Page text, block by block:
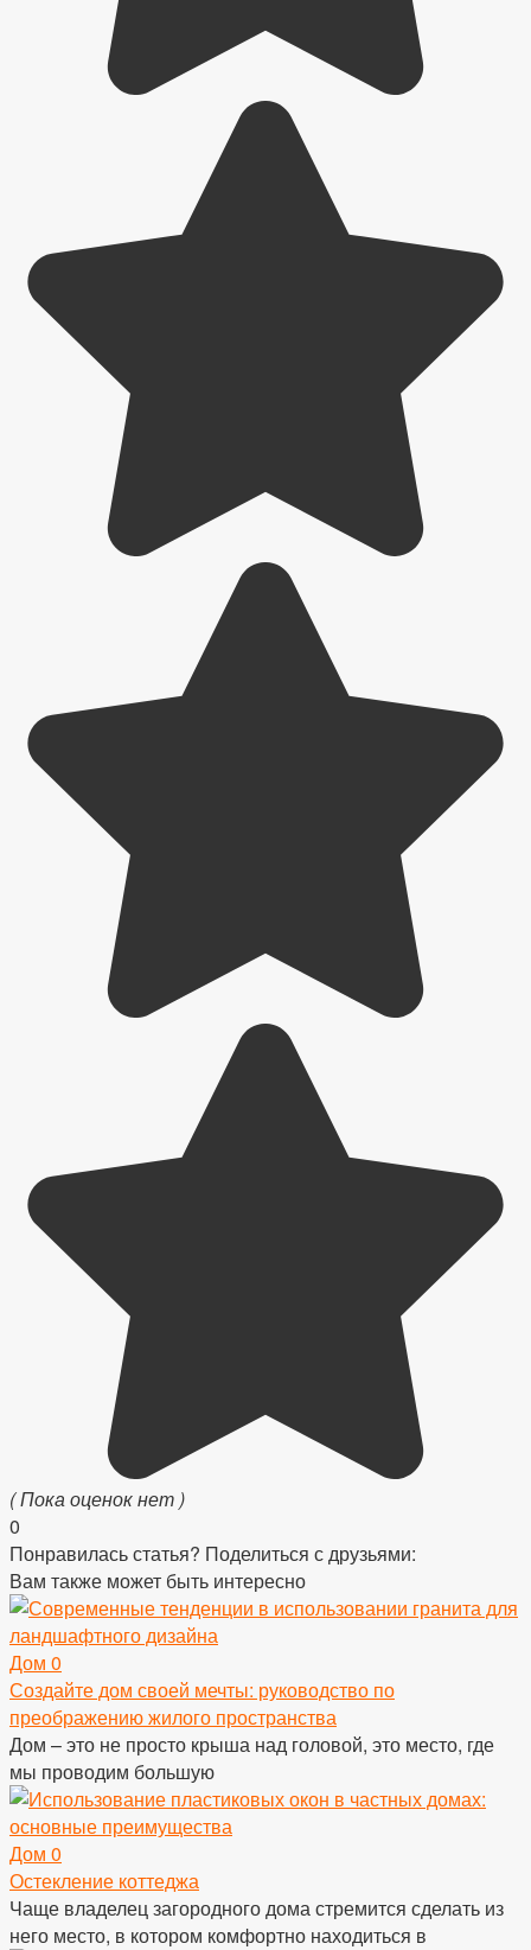
( Пока оценок нет )
0
Понравилась статья? Поделиться с друзьями:
Вам также может быть интересно
Дом 0
Создайте дом своей мечты: руководство по
преображению жилого пространства
Дом – это не просто крыша над головой, это место, где
мы проводим большую
Дом 0
Остекление коттеджа
Чаще владелец загородного дома стремится сделать из
него место, в котором комфортно находиться в